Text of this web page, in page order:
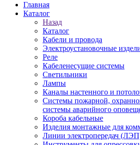
Главная
Каталог
Назад
Каталог
Кабели и провода
Электроустановочные
Реле
Кабеленесущие системы
Светильники
Лампы
Каналы настенного и
Системы пожарной,
системы аварийного
Короба кабельные
Изделия монтажные для
Линии электропередач